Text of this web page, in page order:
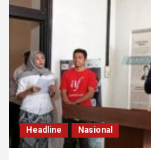
Headline Nasional